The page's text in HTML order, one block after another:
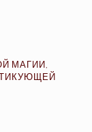
МАГИИ,